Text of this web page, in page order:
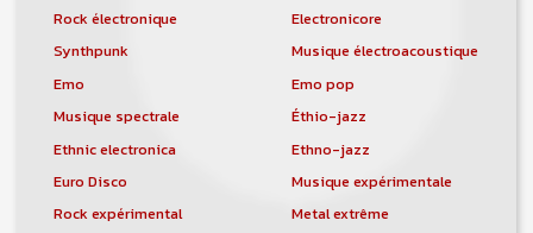
Rock électronique
Electronicore
Synthpunk
Musique électroacoustique
Emo
Emo pop
Musique spectrale
Éthio-jazz
Ethnic electronica
Ethno-jazz
Euro Disco
Musique expérimentale
Rock expérimental
Metal extrême